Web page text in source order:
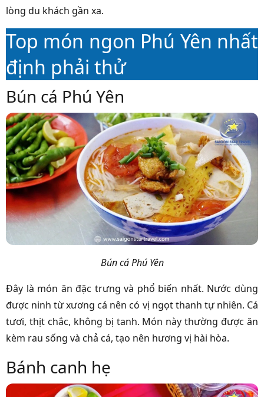
lòng du khách gần xa.
Top món ngon Phú Yên nhất
định phải thử
Bún cá Phú Yên
Bún cá Phú Yên
Đây là món ăn đặc trưng và phổ biến nhất. Nước dùng
được ninh từ xương cá nên có vị ngọt thanh tự nhiên. Cá
tươi, thịt chắc, không bị tanh. Món này thường được ăn
kèm rau sống và chả cá, tạo nên hương vị hài hòa.
Bánh canh hẹ